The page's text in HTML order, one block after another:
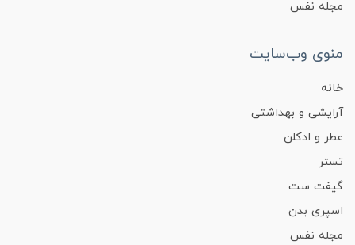
مجله نفس
منوی وب‌سایت
خانه
آرایشی و بهداشتی
عطر و ادکلن
تستر
گیفت ست
اسپری بدن
مجله نفس